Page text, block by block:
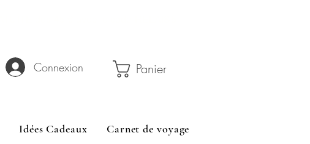
Connexion Panier
Idées Cadeaux Carnet de voyage